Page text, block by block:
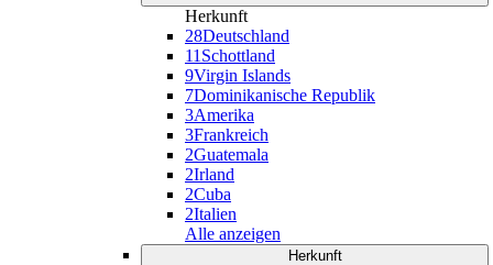
Herkunft
28Deutschland
11 Schottland
9Virgin Islands
7Dominikanische Republik
3Amerika
3Frankreich
2Guatemala
2Irland
2Cuba
2Italien
Alle anzeigen
Herkunft